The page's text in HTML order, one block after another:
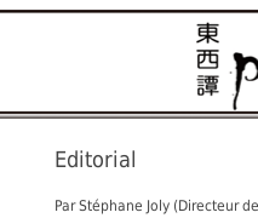
Editorial
ParStéphane Joly (Directeur